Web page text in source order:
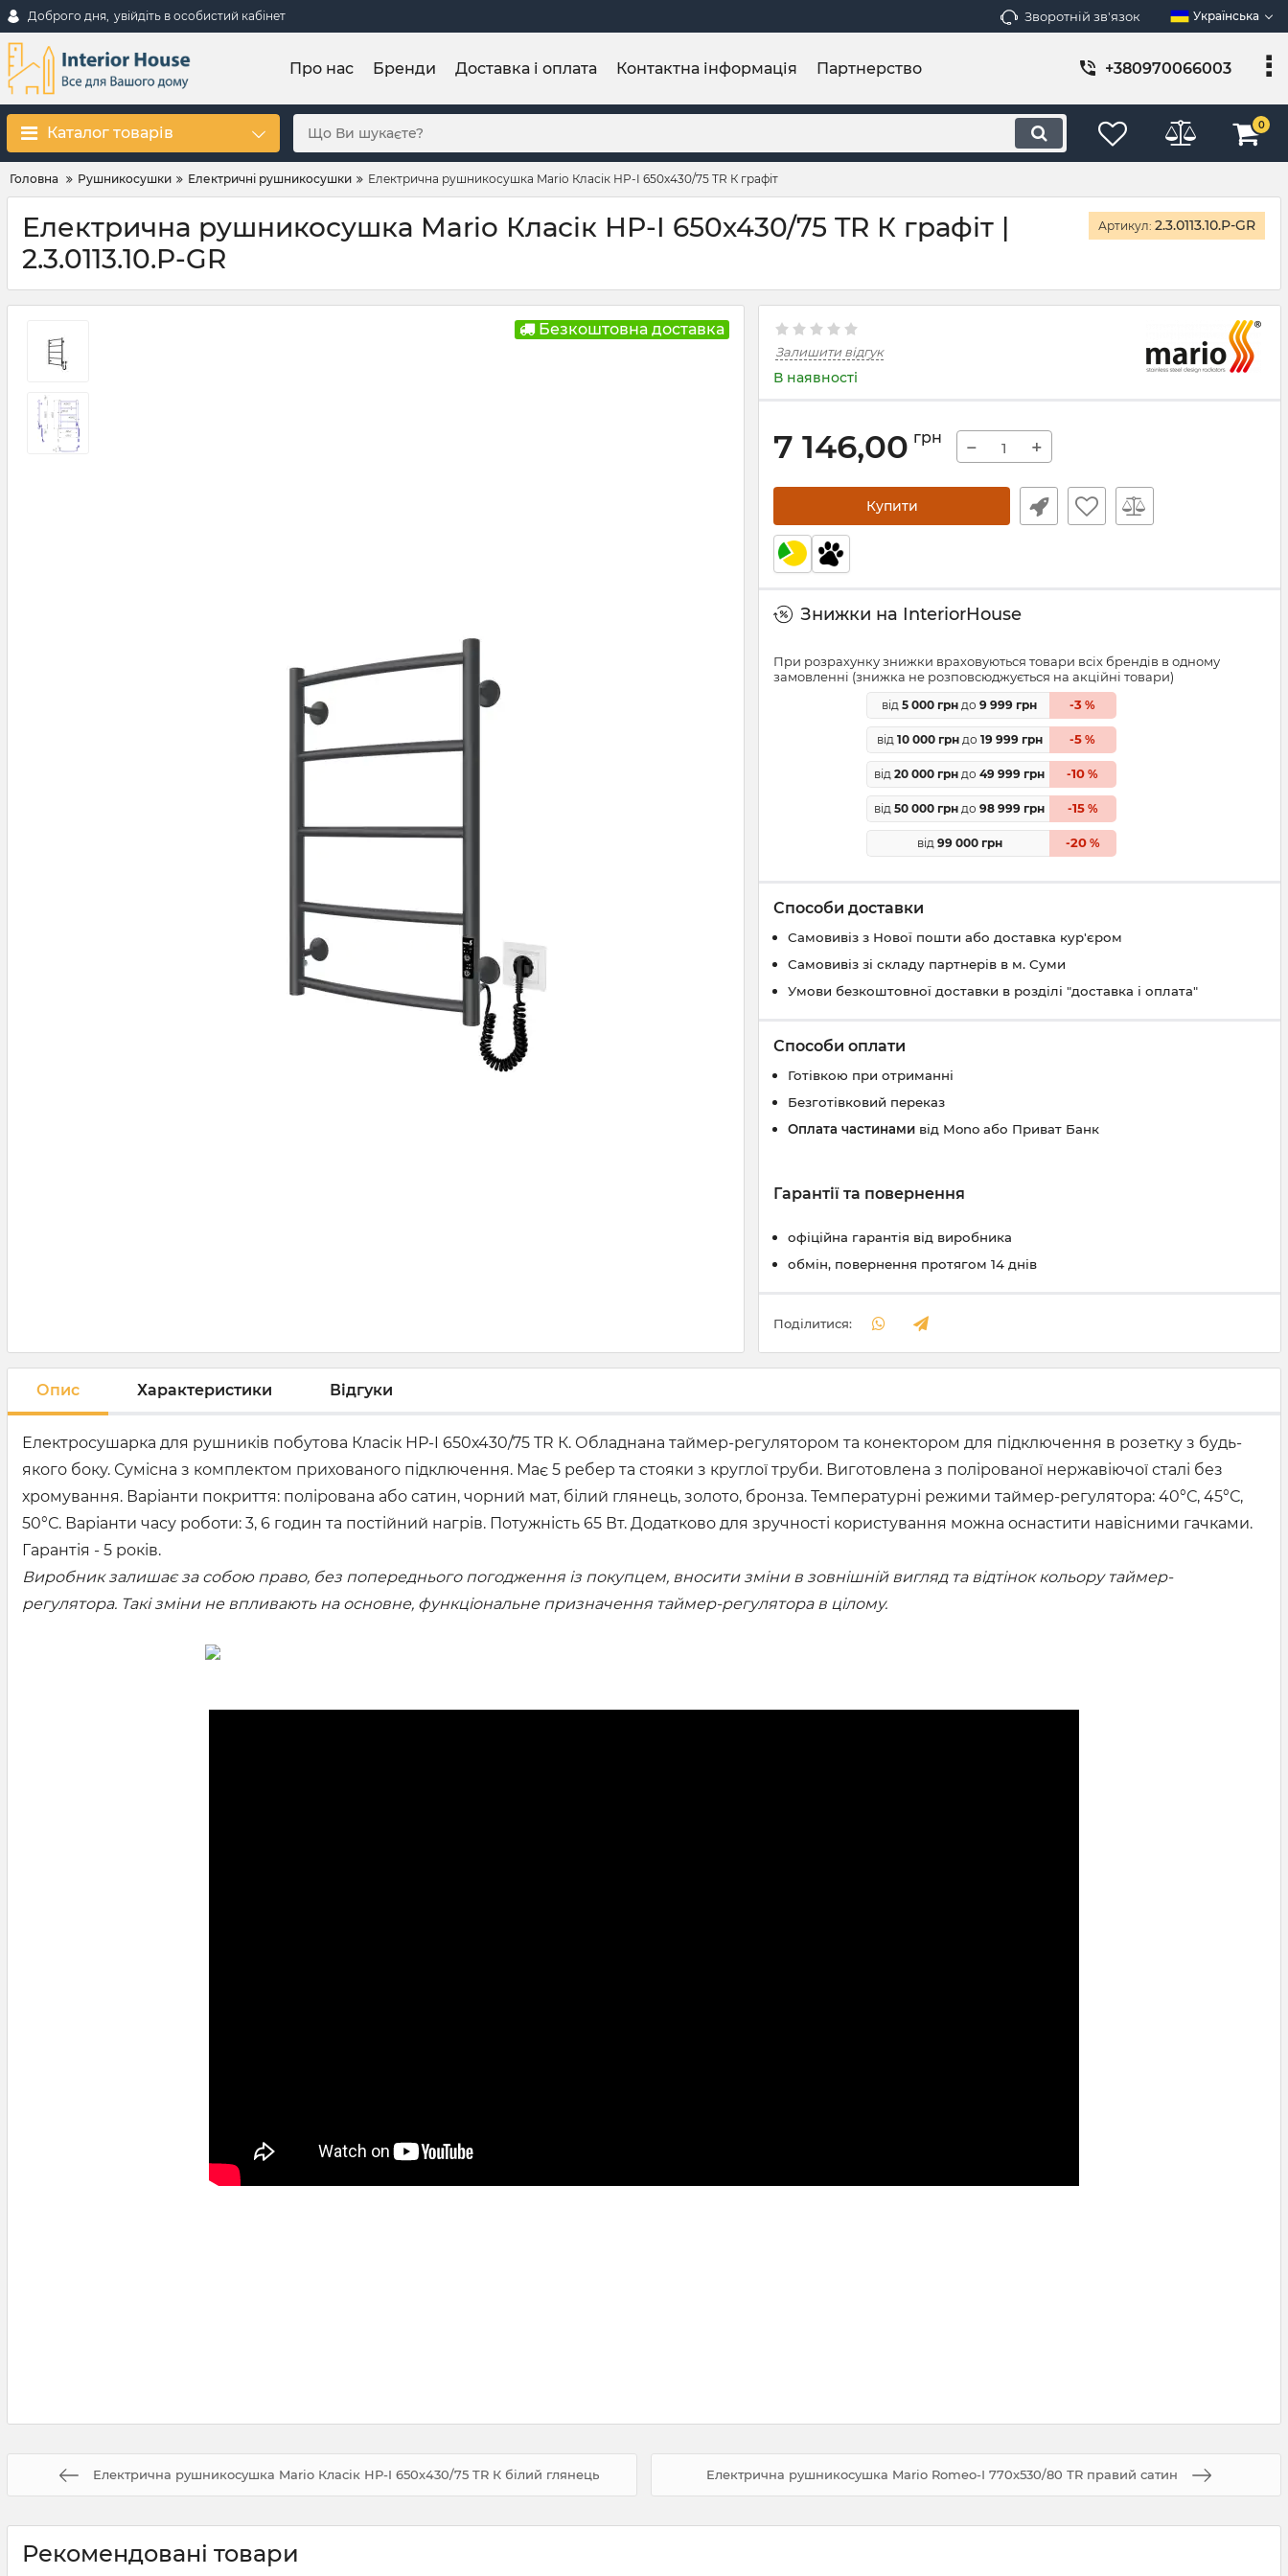
Доброго дня, увійдіть в особистий кабінет Зворотній зв'язок Українська
Про нас Бренди Доставка і оплата Контактна інформація Партнерство +380970066003
Каталог товарів 0
Головна Рушникосушки Електричні рушникосушки Електрична рушникосушка Mario Класік НР-I 650х430/75 TR К графіт
Електрична рушникосушка Mario Класік НР-I 650х430/75 TR К графіт |
2.3.0113.10.P-GR
Артикул: 2.3.0113.10.P-GR
Безкоштовна доставка
Залишити відгук
В наявності
7 146,00 грн − +
Купити
Знижки на InteriorHouse
При розрахунку знижки враховуються товари всіх брендів в одному
замовленні (знижка не розповсюджується на акційні товари)
від 5 000 грн до 9 999 грн -3 %
від 10 000 грндо 19 999 грн -5 %
від 20 000 грн до 49 999 грн -10 %
від 50 000 грн до 98 999 грн -15%
від 99 000 грн -20%
Способи доставки
Самовивіз з Нової пошти або доставка кур'єром
Самовивіз зі складу партнерів в м. Суми
Умови безкоштовної доставки в розділі "доставка і оплата"
Способи оплати
Готівкою при отриманні
Безготівковий переказ
Оплата частинами від Mono або Приват Банк
Гарантії та повернення
офіційна гарантія від виробника
обмін, повернення протягом 14 днів
Поділитися:
Опис Характеристики Відгуки
Електросушарка для рушників побутова Класік НР-I 650х430/75 TR К. Обладнана таймер-регулятором та конектором для підключення в розетку з будь-
якого боку. Сумісна з комплектом прихованого підключення. Має 5 ребер та стояки з круглої труби. Виготовлена з полірованої нержавіючої сталі без
хромування. Варіанти покриття: полірована або сатин, чорний мат, білий глянець, золото, бронза. Температурні режими таймер-регулятора: 40°С, 45°С,
50°С. Варіанти часу роботи: 3, 6 годин та постійний нагрів. Потужність 65 Вт. Додатково для зручності користування можна оснастити навісними гачками.
Гарантія - 5 років.
Виробник залишає за собою право, без попереднього погодження із покупцем, вносити зміни в зовнішній вигляд та відтінок кольору таймер-
регулятора. Такі зміни не впливають на основне, функціональне призначення таймер-регулятора в цілому.
Електрична рушникосушка Mario Класік НР-I 650х430/75 TR К білий глянець Електрична рушникосушка Mario Romeo-І 770х530/80 ТR правий сатин
Рекомендовані товари